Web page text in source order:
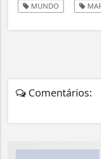
MUNDO
Comentários: